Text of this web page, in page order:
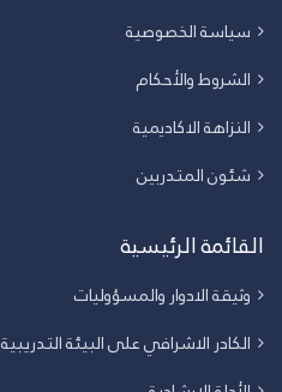
سياسة الخصوصية
الشروط والأحكام
النزاهة الاكاديمية
شئون المتدربين
القائمة الرئيسية
وثيقة الادوار والمسؤوليات
الكادر الاشرافي على البيئة التدريبية